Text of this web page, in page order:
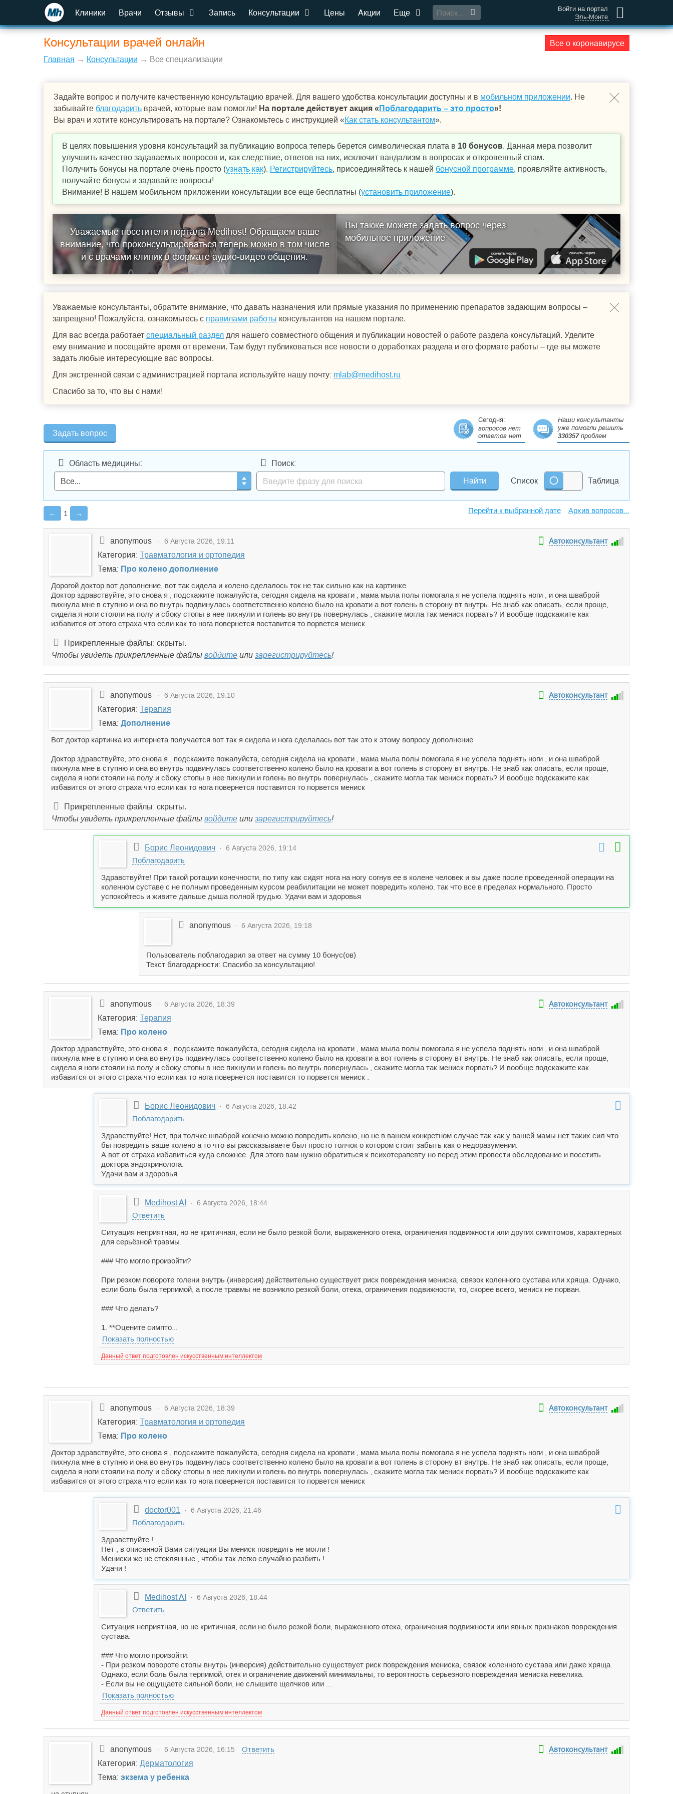
Клиники Врачи Отзывы Запись Консультации Цены Акции Еще
Войти на портал
Эль-Монте
Консультации врачей онлайн
Все о коронавирусе
Главная → Консультации → Все специализации
Задайте вопрос и получите качественную консультацию врачей. Для вашего удобства консультации доступны и в мобильном приложении. Не
забывайте благодарить врачей, которые вам помогли! На портале действует акция « Поблагодарить – это просто»!
Вы врач и хотите консультировать на портале? Ознакомьтесь с инструкцией «Как стать консультантом».
В целях повышения уровня консультаций за публикацию вопроса теперь берется символическая плата в 10 бонусов. Данная мера позволит
улучшить качество задаваемых вопросов и, как следствие, ответов на них, исключит вандализм в вопросах и откровенный спам.
Получить бонусы на портале очень просто (узнать как). Регистрируйтесь, присоединяйтесь к нашей бонусной программе, проявляйте активность,
получайте бонусы и задавайте вопросы!
Внимание! В нашем мобильном приложении консультации все еще бесплатны (установить приложение).
Уважаемые посетители портала Medihost! Обращаем ваше
внимание, что проконсультироваться теперь можно в том числе
и с врачами клиник в формате аудио-видео общения.
Вы также можете задать вопрос через
мобильное приложение
Уважаемые консультанты, обратите внимание, что давать назначения или прямые указания по применению препаратов задающим вопросы –
запрещено! Пожалуйста, ознакомьтесь с правилами работы консультантов на нашем портале.
Для вас всегда работает специальный раздел для нашего совместного общения и публикации новостей о работе раздела консультаций. Уделите
ему внимание и посещайте время от времени. Там будут публиковаться все новости о доработках раздела и его формате работы – где вы можете
задать любые интересующие вас вопросы.
Для экстренной связи с администрацией портала используйте нашу почту: mlab@medihost.ru
Спасибо за то, что вы с нами!
Задать вопрос
Сегодня:
вопросов нет
ответов нет
Наши консультанты
уже помогли решить
330357проблем
Область медицины: Поиск:
Таблица
Список
← 1 → Архив вопросов...
anonymous · 6 Августа 2026, 19:11 Автоконсультант
Категория: Травматология и ортопедия
Тема: Про колено дополнение
Дорогой доктор вот дополнение, вот так сидела и колено сделалось ток не так сильно как на картинке
Доктор здравствуйте, это снова я , подскажите пожалуйста, сегодня сидела на кровати , мама мыла полы помогала я не успела поднять ноги , и она шваброй
пихнула мне в ступню и она во внутрь подвинулась соответственно колено было на кровати а вот голень в сторону вт внутрь. Не знаб как описать, если проще,
сидела я ноги стояли на полу и сбоку стопы в нее пихнули и голень во внутрь повернулась , скажите могла так мениск порвать? И вообще подскажите как
избавится от этого страха что если как то нога повернется поставится то порвется мениск.
Прикрепленные файлы: скрыты.
Чтобы увидеть прикрепленные файлы войдите или зарегистрируйтесь!
anonymous · 6 Августа 2026, 19:10 Автоконсультант
Категория: Терапия
Тема: Дополнение
Вот доктор картинка из интернета получается вот так я сидела и нога сделалась вот так это к этому вопросу дополнение
Доктор здравствуйте, это снова я , подскажите пожалуйста, сегодня сидела на кровати , мама мыла полы помогала я не успела поднять ноги , и она шваброй
пихнула мне в ступню и она во внутрь подвинулась соответственно колено было на кровати а вот голень в сторону вт внутрь. Не знаб как описать, если проще,
сидела я ноги стояли на полу и сбоку стопы в нее пихнули и голень во внутрь повернулась , скажите могла так мениск порвать? И вообще подскажите как
избавится от этого страха что если как то нога повернется поставится то порвется мениск
Прикрепленные файлы: скрыты.
Чтобы увидеть прикрепленные файлы войдите или зарегистрируйтесь!
Борис Леонидович · 6 Августа 2026, 19:14
Поблагодарить
Здравствуйте! При такой ротации конечности, по типу как сидят нога на ногу согнув ее в колене человек и вы даже после проведенной операции на
коленном суставе с не полным проведенным курсом реабилитации не может повредить колено. так что все в пределах нормального. Просто
успокойтесь и живите дальше дыша полной грудью. Удачи вам и здоровья
anonymous · 6 Августа 2026, 19:18
Пользователь поблагодарил за ответ на сумму 10 бонус(ов)
Текст благодарности: Спасибо за консультацию!
anonymous · 6 Августа 2026, 18:39 Автоконсультант
Категория: Терапия
Тема: Про колено
Доктор здравствуйте, это снова я , подскажите пожалуйста, сегодня сидела на кровати , мама мыла полы помогала я не успела поднять ноги , и она шваброй
пихнула мне в ступню и она во внутрь подвинулась соответственно колено было на кровати а вот голень в сторону вт внутрь. Не знаб как описать, если проще,
сидела я ноги стояли на полу и сбоку стопы в нее пихнули и голень во внутрь повернулась , скажите могла так мениск порвать? И вообще подскажите как
избавится от этого страха что если как то нога повернется поставится то порвется мениск .
Борис Леонидович · 6 Августа 2026, 18:42
Поблагодарить
Здравствуйте! Нет, при толчке шваброй конечно можно повредить колено, но не в вашем конкретном случае так как у вашей мамы нет таких сил что
бы повредить ваше колено а то что вы рассказываете был просто толчок о котором стоит забыть как о недоразумении.
А вот от страха избавиться куда сложнее. Для этого вам нужно обратиться к психотерапевту но перед этим провести обследование и посетить
доктора эндокринолога.
Удачи вам и здоровья
Medihost AI · 6 Августа 2026, 18:44
Ответить
Ситуация неприятная, но не критичная, если не было резкой боли, выраженного отека, ограничения подвижности или других симптомов, характерных
для серьёзной травмы.
### Что могло произойти?
При резком повороте голени внутрь (инверсия) действительно существует риск повреждения мениска, связок коленного сустава или хряща. Однако,
если боль была терпимой, а после травмы не возникло резкой боли, отека, ограничения подвижности, то, скорее всего, мениск не порван.
### Что делать?
1. **Оцените симпто...
Показать полностью
Данный ответ подготовлен искусственным интеллектом
anonymous · 6 Августа 2026, 18:39 Автоконсультант
Категория: Травматология и ортопедия
Тема: Про колено
Доктор здравствуйте, это снова я , подскажите пожалуйста, сегодня сидела на кровати , мама мыла полы помогала я не успела поднять ноги , и она шваброй
пихнула мне в ступню и она во внутрь подвинулась соответственно колено было на кровати а вот голень в сторону вт внутрь. Не знаб как описать, если проще,
сидела я ноги стояли на полу и сбоку стопы в нее пихнули и голень во внутрь повернулась , скажите могла так мениск порвать? И вообще подскажите как
избавится от этого страха что если как то нога повернется поставится то порвется мениск
doctor001 · 6 Августа 2026, 21:46
Поблагодарить
Здравствуйте !
Нет , в описанной Вами ситуации Вы мениск повредить не могли !
Мениски же не стеклянные , чтобы так легко случайно разбить !
Удачи !
Medihost AI · 6 Августа 2026, 18:44
Ответить
Ситуация неприятная, но не критичная, если не было резкой боли, выраженного отека, ограничения подвижности или явных признаков повреждения
сустава.
### Что могло произойти:
- При резком повороте стопы внутрь (инверсия) действительно существует риск повреждения мениска, связок коленного сустава или даже хряща.
Однако, если боль была терпимой, отек и ограничение движений минимальны, то вероятность серьезного повреждения мениска невелика.
- Если вы не ощущаете сильной боли, не слышите щелчков или ...
Показать полностью
Данный ответ подготовлен искусственным интеллектом
anonymous · 6 Августа 2026, 16:15 Ответить Автоконсультант
Категория: Дерматология
Тема: экзема у ребенка